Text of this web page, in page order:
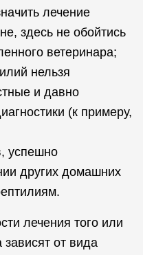
лечение
здесь не обойтись
ветеринара;
нельзя
и давно
(к примеру,
успешно
других домашних
лечения того или
от вида